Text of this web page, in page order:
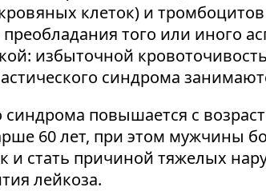
Я принимаю"Cоглашение
об обработке персональных
клеток) и
того или иного
избыточной
синдрома
повышается с
60 лет, при этом
и стать причиной тяжелых
лейкоза.